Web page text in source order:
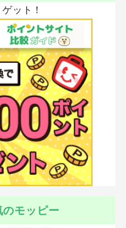
ット！
モッピー